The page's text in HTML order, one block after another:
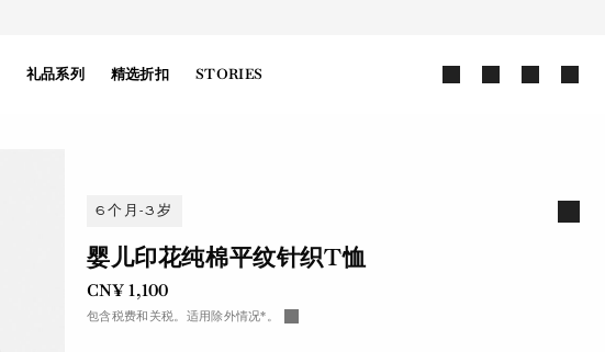
礼品系列 精选折扣 STORIES
6个月-3岁
婴儿印花纯棉平纹针织T恤
CN¥ 1,100
包含税费和关税。适用除外情况*。